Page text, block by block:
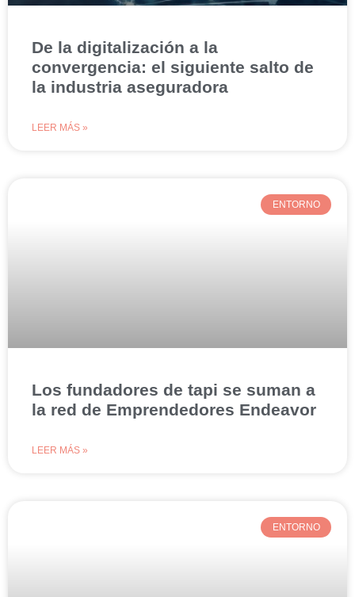
De la digitalización a la
convergencia: el siguiente salto de
la industria aseguradora
LEER MÁS »
ENTORNO
Los fundadores de tapi se suman a
la red de Emprendedores Endeavor
LEER MÁS »
ENTORNO